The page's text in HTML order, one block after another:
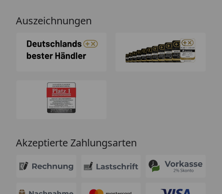
Auszeichnungen
Akzeptierte Zahlungsarten